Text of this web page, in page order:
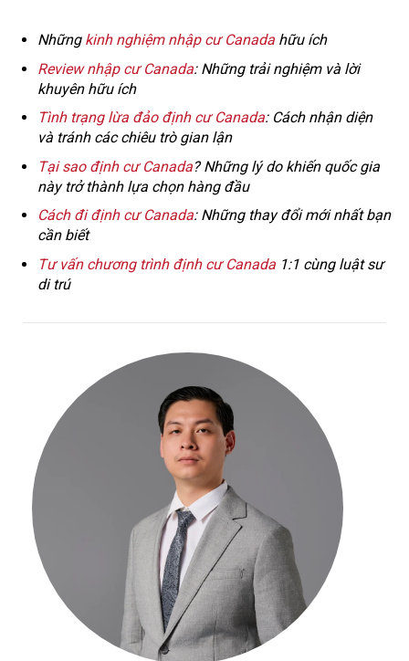
Những kinh nghiệm nhập cư Canadahữu ích
Review nhập cư Canada: Những trải nghiệm và lời
khuyên hữu ích
Tình trạng lừa đảo định cư Canada: Cách nhận diện
và tránh các chiêu trò gian lận
Tại sao định cư Canada? Những lý do khiến quốc gia
này trở thành lựa chọn hàng đầu
Cách đi định cư Canada: Những thay đổi mới nhất bạn
cần biết
Tư vấn chương trình định cư Canada1:1 cùng luật sư
di trú